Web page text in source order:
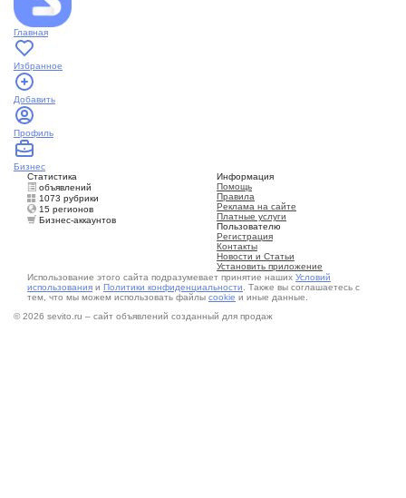
Главная
Избранное
Добавить
Профиль
Бизнес
Статистика
объявлений
1073 рубрики
15 регионов
Бизнес-аккаунтов
Информация
Помощь
Правила
Реклама на сайте
Платные услуги
Пользователю
Регистрация
Контакты
Новости и Статьи
Установить приложение
Использование этого сайта подразумевает принятие наших Условий
использования и Политики конфиденциальности . Также вы соглашаетесь с
тем, что мы можем использовать файлы cookie и иные данные.
© 2026 sevito.ru – сайт объявлений созданный для продаж